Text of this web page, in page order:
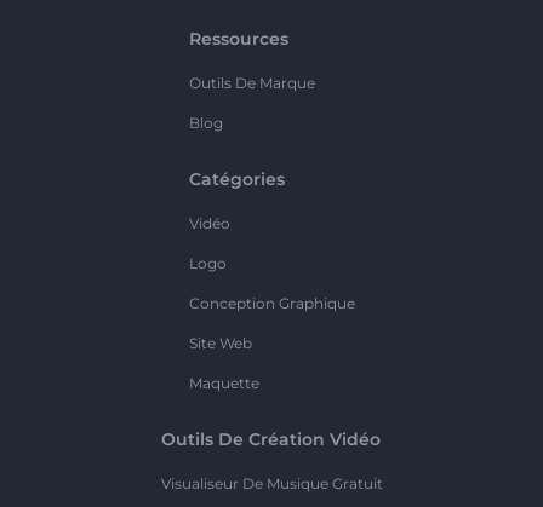
Ressources
Outils De Marque
Blog
Catégories
Vidéo
Logo
Conception Graphique
Site Web
Maquette
Outils De Création Vidéo
Visualiseur De Musique Gratuit